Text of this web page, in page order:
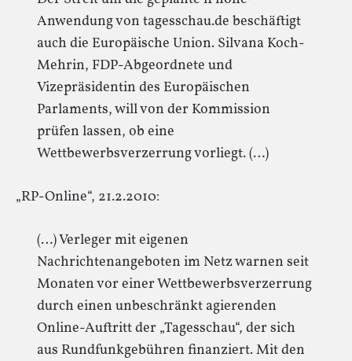
Anwendung von tagesschau.de beschäftigt
auch die Europäische Union. Silvana Koch-
Mehrin, FDP-Abgeordnete und
Vizepräsidentin des Europäischen
Parlaments, will von der Kommission
prüfen lassen, ob eine
Wettbewerbsverzerrung vorliegt. (…)
„RP-Online“, 21.2.2010:
(…) Verleger mit eigenen
Nachrichtenangeboten im Netz warnen seit
Monaten vor einer Wettbewerbsverzerrung
durch einen unbeschränkt agierenden
Online-Auftritt der „Tagesschau“, der sich
aus Rundfunkgebühren finanziert. Mit den